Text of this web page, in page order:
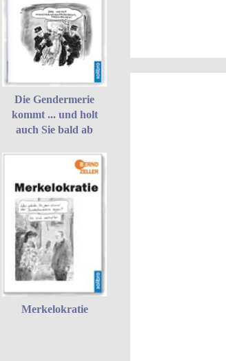
Die Gendermerie
kommt ... und holt
auch Sie bald ab
Merkelokratie